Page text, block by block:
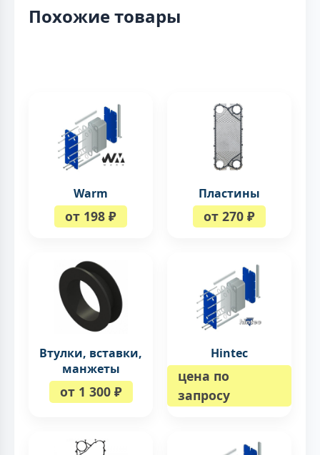
Похожие товары
Warm
от 198 ₽
Пластины
от 270 ₽
Втулки, вставки,
манжеты
от 1 300 ₽
Hintec
цена по
запросу